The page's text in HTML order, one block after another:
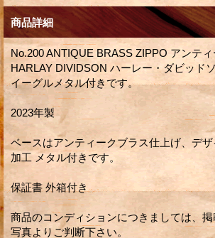
商品詳細
No.200 ANTIQUE BRASS ZIPPO アンテ
HARLAY DIVIDSON ハーレー・ダビッド
イーグルメタル付きです。
2023年製
ベースはアンティークブラス仕上げ、デ
加工 メタル付きです。
保証書 外箱付き
商品のコンディションにつきましては、
写真よりご判断下さい。